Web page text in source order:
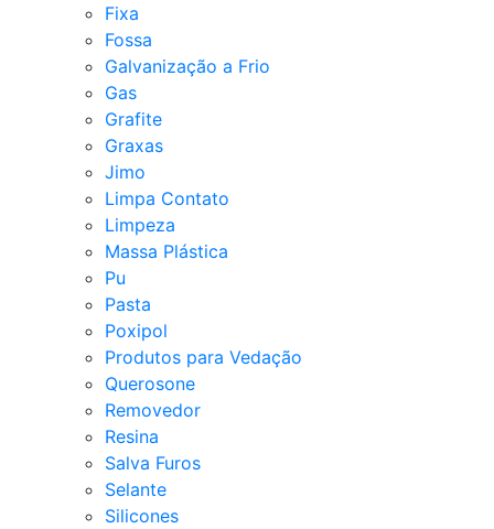
Fixa
Fossa
Galvanização a Frio
Gas
Grafite
Graxas
Jimo
Limpa Contato
Limpeza
Massa Plástica
Pu
Pasta
Poxipol
Produtos para Vedação
Querosone
Removedor
Resina
Salva Furos
Selante
Silicones